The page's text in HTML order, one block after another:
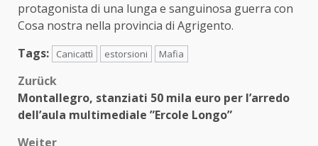
protagonista di una lunga e sanguinosa guerra con
Cosa nostra nella provincia di Agrigento.
Tags:
Canicattì estorsioni Mafia
Beitragsnavigation
Zurück
Montallegro, stanziati 50 mila euro per l’arredo
dell’aula multimediale ”Ercole Longo”
Weiter